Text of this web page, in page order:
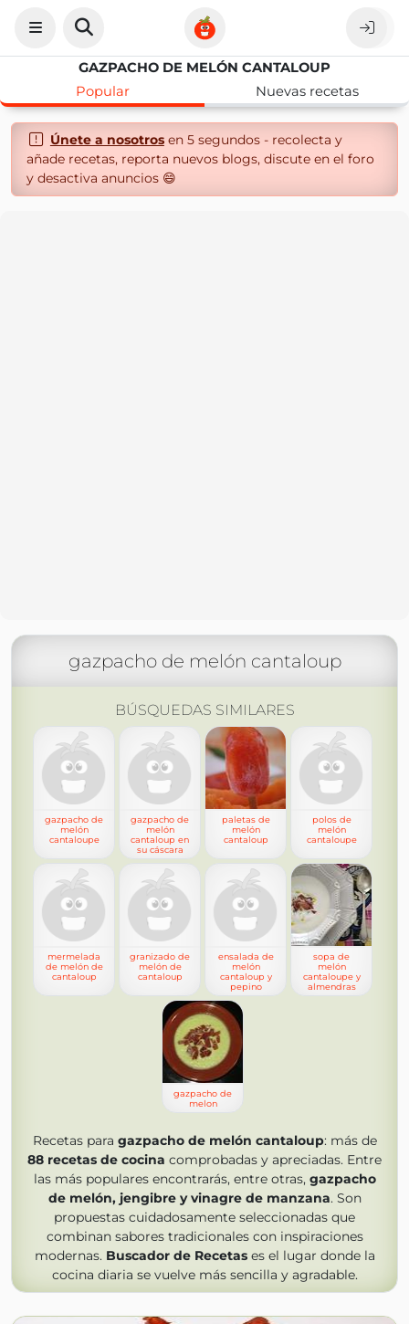
GAZPACHO DE MELÓN CANTALOUP
Popular
Nuevas recetas
Únete a nosotrosen 5 segundos - recolecta y
añade recetas, reporta nuevos blogs, discute en el foro
y desactiva anuncios 😄
gazpacho de melón cantaloup
BÚSQUEDAS SIMILARES
gazpacho de
melón
cantaloupe
gazpacho de
melón
cantaloup en
su cáscara
paletas de
melón
cantaloup
polos de
melón
cantaloupe
mermelada
de melón de
cantaloup
granizado de
melón de
cantaloup
ensalada de
melón
cantaloup y
pepino
sopa de
melón
cantaloupe y
almendras
gazpacho de
melon
Recetas para gazpacho de melón cantaloup: más de
88 recetas de cocina comprobadas y apreciadas. Entre
las más populares encontrarás, entre otras, gazpacho
de melón, jengibre y vinagre de manzana. Son
propuestas cuidadosamente seleccionadas que
combinan sabores tradicionales con inspiraciones
modernas. Buscador de Recetases el lugar donde la
cocina diaria se vuelve más sencilla y agradable.